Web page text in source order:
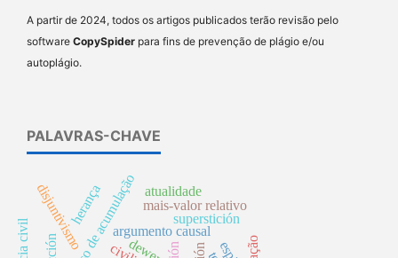
A partir de 2024, todos os artigos publicados terão revisão pelo
software CopySpider para fins de prevenção de plágio e/ou
autoplágio.
PALAVRAS-CHAVE
argumento causal
superstición
mais-valor relativo
disjuntivismo dewey
herança
acción
atualidade